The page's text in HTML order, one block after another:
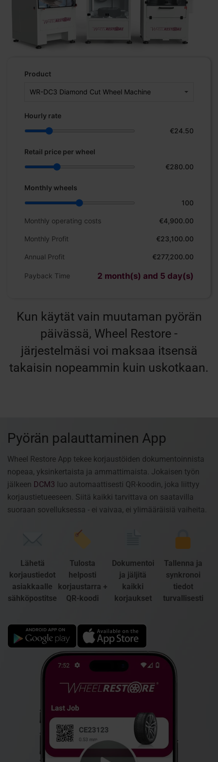
Product
Hourly rate
€24.50
Retail price per wheel
€280.00
Monthly wheels
100
Monthly operating costs €4,900.00
Monthly Profit €23,100.00
Annual Profit €277,200.00
Payback Time 2 month(s) and 5 day(s)
Kun käytät vain muutaman pyörän
päivässä, Wheel Restore -
järjestelmäsi voi maksaa itsensä
takaisin nopeammin kuin uskotkaan.
Pyörän palauttaminen App
Wheel Restore App tekee korjaustöiden dokumentoinnista
nopeaa, yksinkertaista ja ammattimaista. Jokaisen työn
jälkeen DCM3 luo automaattisesti QR-koodin, joka liittyy
korjaustietueeseen. Siitä kaikki tarvittava on saatavilla
suoraan sovelluksessa - ei vaivaa, ei ylimääräisiä vaiheita.
Lähetä
korjaustiedot
asiakkaalle
sähköpostitse
Tulosta
helposti
korjaustarra +
QR-koodi
Dokumentoi
ja jäljitä
kaikki
korjaukset
Tallenna ja
synkronoi
tiedot
turvallisesti